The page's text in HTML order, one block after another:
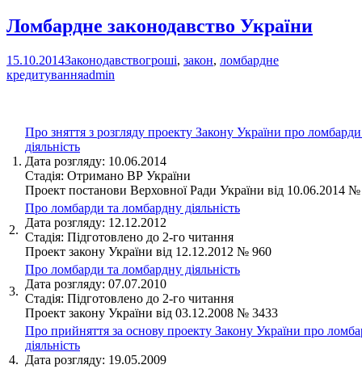
Ломбардне законодавство України
15.10.2014Законодавствогроші, закон, ломбардне
кредитуванняadmin
1.
Про зняття з розгляду проекту Закону України про
діяльність
Дата розгляду: 10.06.2014
Стадія: Отримано ВР України
Проект постанови Верховної Ради України від 10.06.2014
2.
Про ломбарди та ломбардну діяльність
Дата розгляду: 12.12.2012
Стадія: Підготовлено до 2-го читання
Проект закону України від 12.12.2012 № 960
3.
Про ломбарди та ломбардну діяльність
Дата розгляду: 07.07.2010
Стадія: Підготовлено до 2-го читання
Проект закону України від 03.12.2008 № 3433
4.
Про прийняття за основу проекту Закону України про
діяльність
Дата розгляду: 19.05.2009